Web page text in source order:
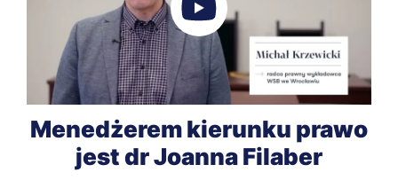
Menedżerem kierunku prawo
jest dr Joanna Filaber